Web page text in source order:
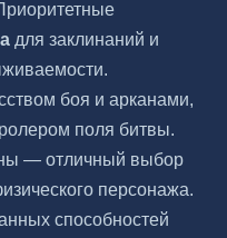
для заклинаний и
боя и арканами,
поля битвы.
— отличный выбор
персонажа.
способностей